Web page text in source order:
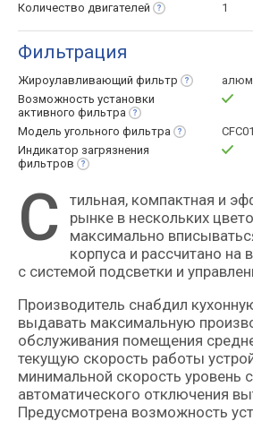
Количество двигателей 1
Фильтрация
Жироулавливающий фильтр
Возможность установки
активного фильтра
Модель угольного фильтра
Индикатор загрязнения
фильтров
С
тильная, компактная и эффективная кухонная вытяжка полновстраиваемого формата, представленная на
рынке в нескольких
максимально
корпуса и рассчитано на
с системой подсветки и
Производитель снабдил
выдавать максимальную
обслуживания помещения
текущую скорость работы
минимальной скорость
автоматического отключения
Предусмотрена возможность